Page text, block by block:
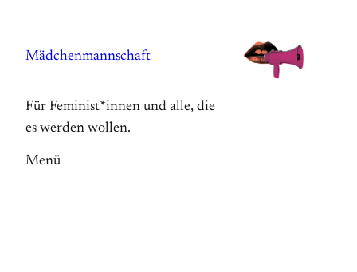
springen
Mädchenmannschaft
Für Feminist*innen und alle, die
es werden wollen.
Menü